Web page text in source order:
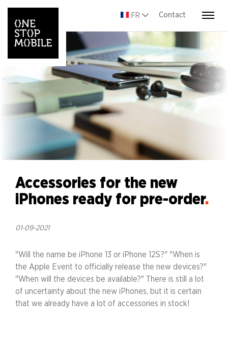
Contact
FR
Accessories for the new
iPhones ready for pre-order.
01-09-2021
"Will the name be iPhone 13 or iPhone 12S?" "When is
the Apple Event to officially release the new devices?"
"When will the devices be available?" There is still a lot
of uncertainty about the new iPhones, but it is certain
that we already have a lot of accessories in stock!